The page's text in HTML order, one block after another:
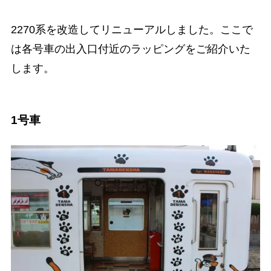
2270系を改造してリニューアルしました。ここで
は各号車の出入口付近のラッピングをご紹介いた
します。
1号車